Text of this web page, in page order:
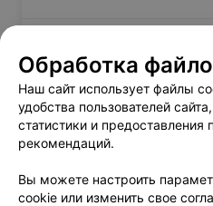
в Гомеле
Ламинирование волос в
Железнодорожный в Гомеле
Обработка
Наш сайт использует файлы
удобства пользователей
статистики и предоставления
рекомендаций.
Вы можете настроить
cookie или изменить свое